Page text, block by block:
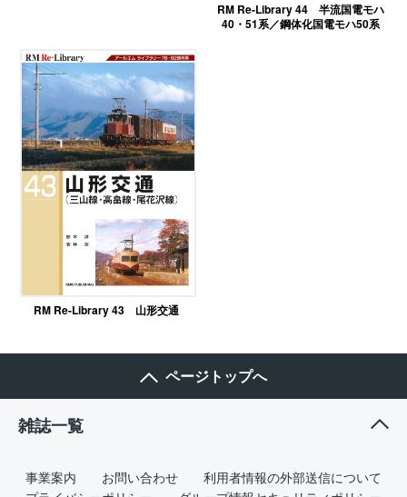
RM Re-Library 44 半流国電モハ
40・51系／鋼体化国電モハ50系
RM Re-Library 43 山形交通
ページトップへ
雑誌一覧
事業案内 お問い合わせ
利用者情報の外部送信について